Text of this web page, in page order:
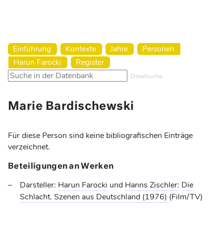
Einführung Kontexte Jahre
Personen
Harun Farocki
Register
Detailsuche
Marie Bardischewski
Für diese Person sind keine bibliografischen Einträge
verzeichnet.
Beteiligungen an Werken
Darsteller: Harun Farocki und Hanns Zischler: Die
Schlacht. Szenen aus Deutschland (1976) (Film/TV)